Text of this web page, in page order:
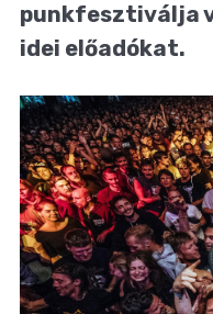
punkfesztiválja
idei előadókat.